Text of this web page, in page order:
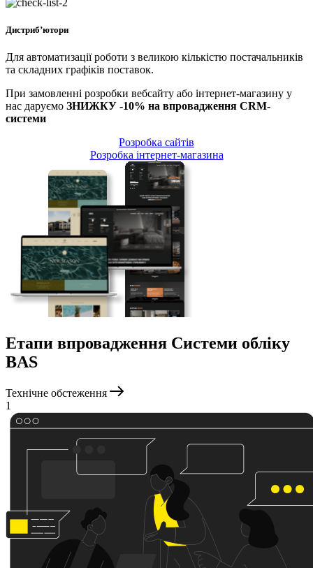
Дистриб’ютори
Для автоматизації роботи з великою кількістю постачальників
та складних графіків поставок.
При замовленні розробки вебсайту або інтернет-магазину у
нас даруємо ЗНИЖКУ -10% на впровадження CRM-
системи
Розробка сайтів
Розробка інтернет-магазина
Етапи впровадження Системи обліку
BAS
Технічне обстеження
1